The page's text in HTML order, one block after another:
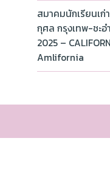
สมาคมนักเรียนเก่
กุศล กรุงเทพ-ชะอ
2025 –
Amlifornia